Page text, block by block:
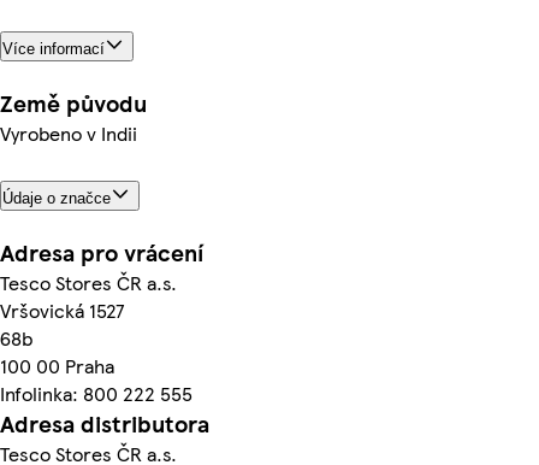
Více informací
Země původu
Vyrobeno v Indii
Údaje o značce
Adresa pro vrácení
Tesco Stores ČR a.s.
Vršovická 1527
68b
100 00 Praha
Infolinka: 800 222 555
Adresa distributora
Tesco Stores ČR a.s.